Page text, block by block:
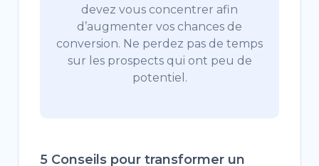
devez vous concentrer afin
d’augmenter vos chances de
conversion. Ne perdez pas de temps
sur les prospects qui ont peu de
potentiel.
5 Conseils pour transformer un